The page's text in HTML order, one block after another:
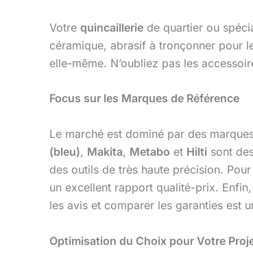
Votre quincaillerie de quartier ou
céramique, abrasif à tronçonner pour
elle-même. N’oubliez pas les
Focus sur les Marques de Référence
Le marché est dominé par des
(bleu), Makita, Metabo et Hilti sont
des outils de très haute précision.
un excellent rapport qualité-prix. Enfin,
les avis et comparer les garanties est
Optimisation du Choix pour Votre